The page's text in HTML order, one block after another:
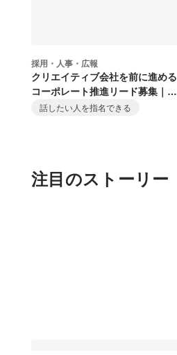
採用・人事・広報
クリエイティブ会社を前に進める
コーポレート推進リード募集｜広
報・採用・組織
話したい人を指名できる
注目のストーリー